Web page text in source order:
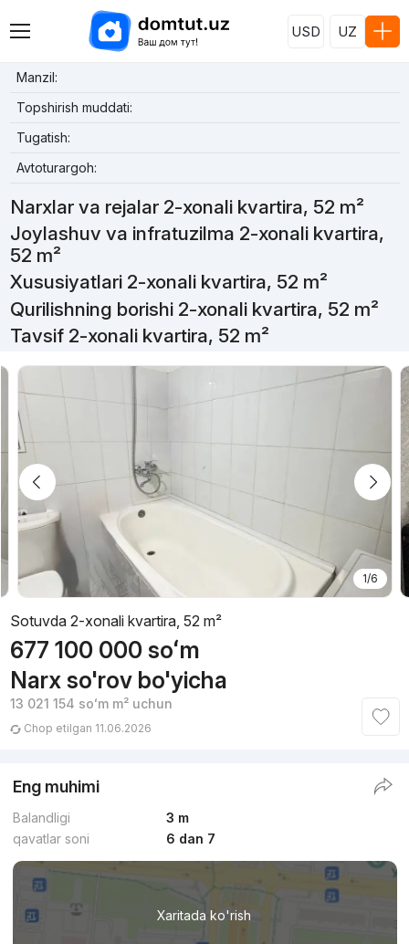
USD UZ
Manzil:
Topshirish muddati:
Tugatish:
Avtoturargoh:
Narxlar va rejalar 2-xonali kvartira, 52 m²
Joylashuv va infratuzilma 2-xonali kvartira,
52 m²
Xususiyatlari 2-xonali kvartira, 52 m²
Qurilishning borishi 2-xonali kvartira, 52 m²
Tavsif 2-xonali kvartira, 52 m²
1/6
Sotuvda 2-xonali kvartira, 52 m²
677 100 000 soʻm
Narx so'rov bo'yicha
13 021 154 soʻmm² uchun
Chop etilgan 11.06.2026
Eng muhimi
Balandligi
3 m
qavatlar soni
6 dan 7
Xaritada ko'rish